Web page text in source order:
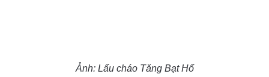
Ảnh: Lẩu cháo Tăng Bạt Hổ